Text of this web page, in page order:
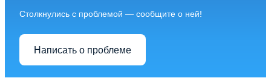
Столкнулись с проблемой — сообщите о ней!
Написать о проблеме